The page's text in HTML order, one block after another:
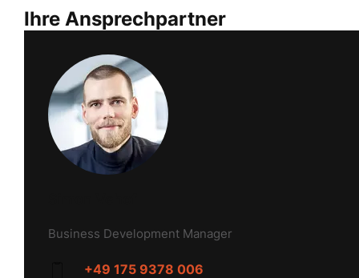
Ihre Ansprechpartner
Business Development Manager
+49 175 9378 006